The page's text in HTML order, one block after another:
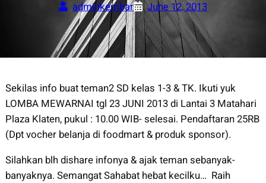
adminkembar June 12, 2013
Sekilas info buat teman2 SD kelas 1-3 & TK. Ikuti yuk
LOMBA MEWARNAI tgl 23 JUNI 2013 di Lantai 3 Matahari
Plaza Klaten, pukul : 10.00 WIB- selesai. Pendaftaran 25RB
(Dpt vocher belanja di foodmart & produk sponsor).
Silahkan blh dishare infonya & ajak teman sebanyak-
banyaknya. Semangat Sahabat hebat kecilku… Raih